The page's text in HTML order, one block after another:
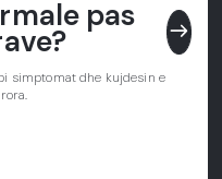
pas east
simptomat dhe kujdesin e